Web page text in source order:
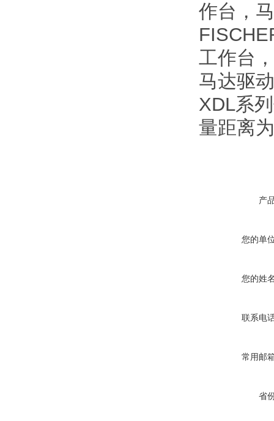
作台，
工作台
马达驱
XDL系
量距离
产
您的单
您的姓
联系电
常用邮
省